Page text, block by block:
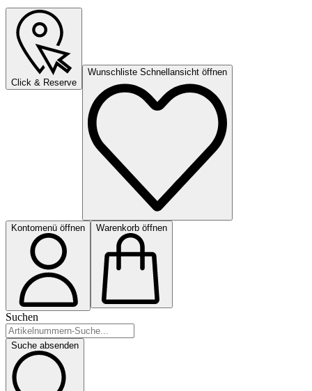
Click & Reserve
Wunschliste Schnellansicht öffnen
Kontomenü öffnen Warenkorb öffnen
Suchen
Suche absenden